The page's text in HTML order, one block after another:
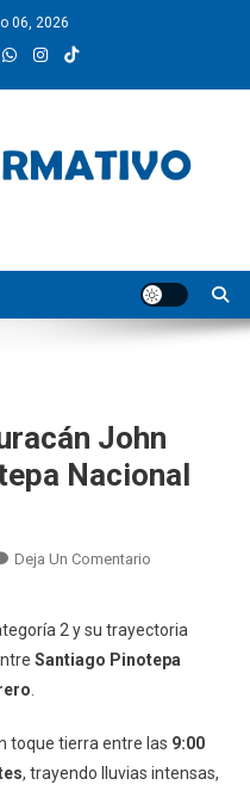
06, 2026
John
Nacional
Deja Un ComentarioEn
Huracán
John
A
Pinotepa
2 y su trayectoria
Santiago Pinotepa
toque tierra entre las 9:00
, trayendo lluvias intensas,